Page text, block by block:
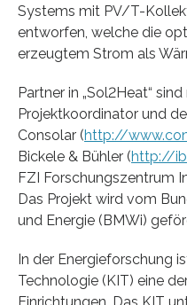
Systems mit PV/T-
entworfen, welche die
erzeugtem Strom als
Partner in „Sol2Heat“
Projektkoordinator und
Consolar (http://
Bickele & Bühler (http://
FZI Forschungszentrum
Das Projekt wird vom
und Energie (BMWi)
In der Energieforschung
Technologie (KIT) eine